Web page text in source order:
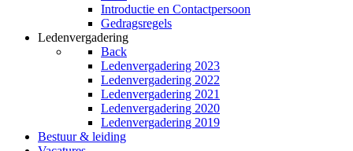
Introductie en Contactpersoon
Gedragsregels
Ledenvergadering
Back
Ledenvergadering 2023
Ledenvergadering 2022
Ledenvergadering 2021
Ledenvergadering 2020
Ledenvergadering 2019
Bestuur & leiding